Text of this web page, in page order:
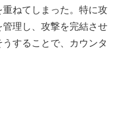
ねてしまった。特に攻
理し、攻撃を完結させ
することで、カウンタ